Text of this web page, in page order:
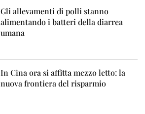
Gli allevamenti di polli stanno
alimentando i batteri della diarrea
umana
In Cina ora si affitta mezzo letto: la
nuova frontiera del risparmio